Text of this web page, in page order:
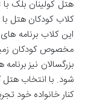
هتل کولینان بلک با
کلاب کودکان هتل
این کلاب برنامه
مخصوص کودکان زمین
بزرگسالان نیز
شود. با انتخاب هتل
کنار خانواده خود